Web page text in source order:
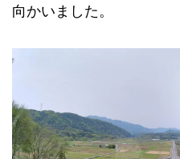
向かいました。